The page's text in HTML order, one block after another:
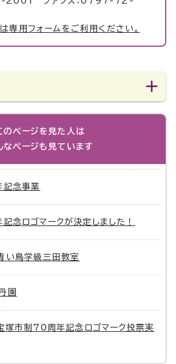
専用フォームをご利用ください。
のページを見た人は
なページも見ています
念事業
念ロゴマークが決定しました！
い鳥学級三田教室
園
宝塚市制70周年記念ロゴマーク投票実